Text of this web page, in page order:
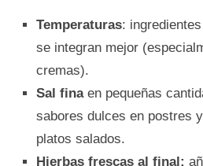
Temperaturas:
se integran mejor
cremas).
Sal finaen pequeñas
sabores dulces en postres
platos salados.
Hierbas frescas al final: